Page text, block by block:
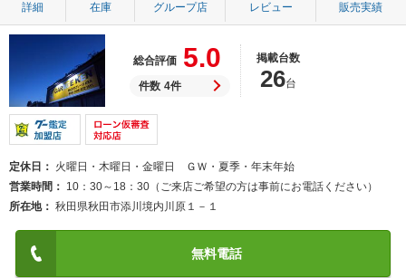
詳細 在庫 グループ店 レビュー 販売実績
総合評価 5.0
件数 4件
掲載台数
26台
定休日
火曜日・木曜日・金曜日 ＧＷ・夏季・年末年始
営業時間
10：30～18：30（ご来店ご希望の方は事前にお電話ください）
所在地
秋田県秋田市添川境内川原１－１
無料電話